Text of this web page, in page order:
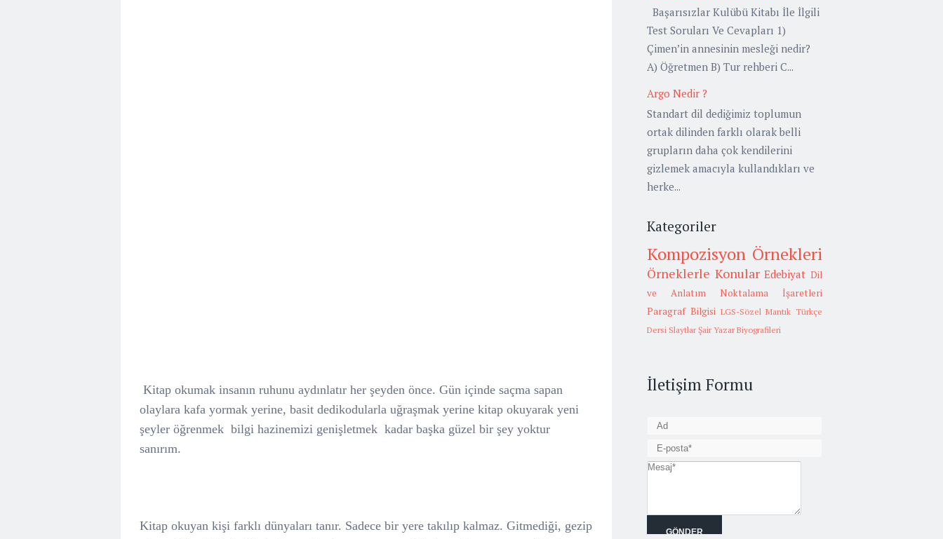
Kitap okumak insanın ruhunu aydınlatır her şeyden önce. Gün içinde saçma sapan
olaylara kafa yormak yerine, basit dedikodularla uğraşmak yerine kitap okuyarak yeni
şeyler öğrenmek bilgi hazinemizi genişletmek kadar başka güzel bir şey yoktur
sanırım.
Kitap okuyan kişi farklı dünyaları tanır. Sadece bir yere takılıp kalmaz. Gitmediği, gezip
Başarısızlar Kulübü Kitabı İle İlgili
Test Soruları Ve Cevapları 1)
Çimen’in annesinin mesleği nedir?
A) Öğretmen B) Tur rehberi C...
Argo Nedir ?
Standart dil dediğimiz toplumun
ortak dilinden farklı olarak belli
grupların daha çok kendilerini
gizlemek amacıyla kullandıkları ve
herke...
Kategoriler
Kompozisyon Örnekleri
Örneklerle Konular Edebiyat Dil
ve Anlatım
Noktalama İşaretleri
Paragraf Bilgisi LGS-Sözel Mantık Türkçe
Dersi Slaytlar Şair Yazar Biyografileri
İletişim Formu